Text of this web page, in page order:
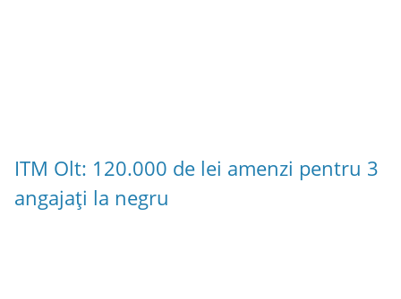
ITM Olt: 120.000 de lei amenzi pentru 3
angajați la negru